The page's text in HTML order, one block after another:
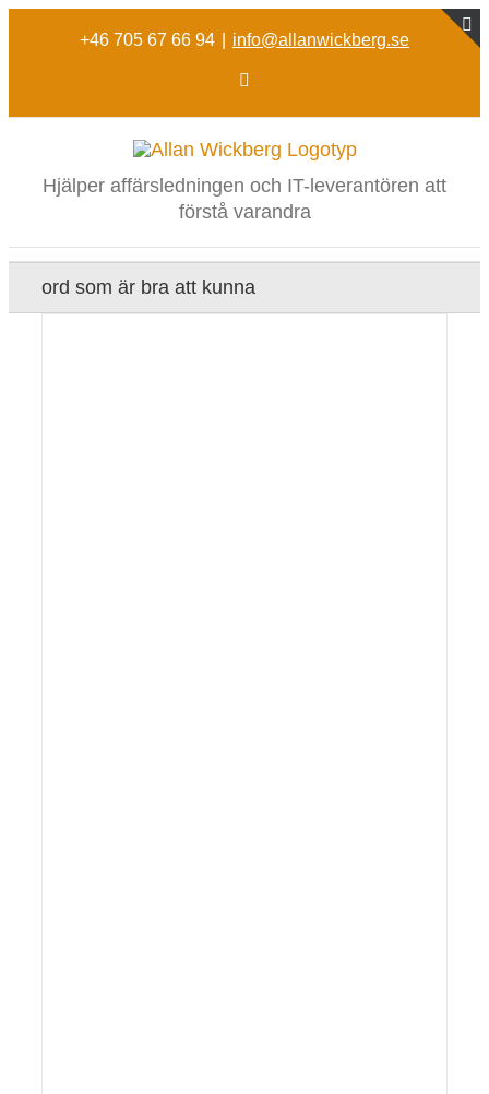
+46 705 67 66 94 info@allanwickberg.se
Hjälper affärsledningen och IT-leverantören att
förstå varandra
ord som är bra att kunna